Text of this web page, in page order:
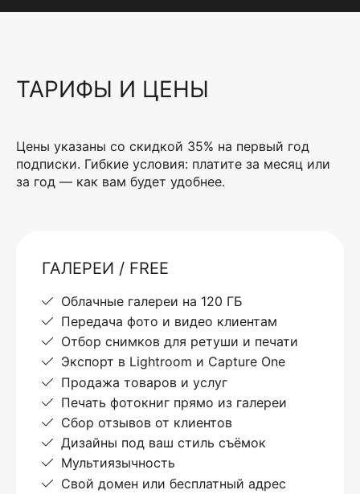
ТАРИФЫ И ЦЕНЫ
Цены указаны со скидкой 35% на первый год
подписки. Гибкие условия: платите за месяц или
за год — как вам будет удобнее.
ГАЛЕРЕИ / FREE
Облачные галереи на 120 ГБ
Передача фото и видео клиентам
Отбор снимков для ретуши и печати
Экспорт в Lightroom и Capture One
Продажа товаров и услуг
Печать фотокниг прямо из галереи
Сбор отзывов от клиентов
Дизайны под ваш стиль съёмок
Мультиязычность
Свой домен или бесплатный адрес